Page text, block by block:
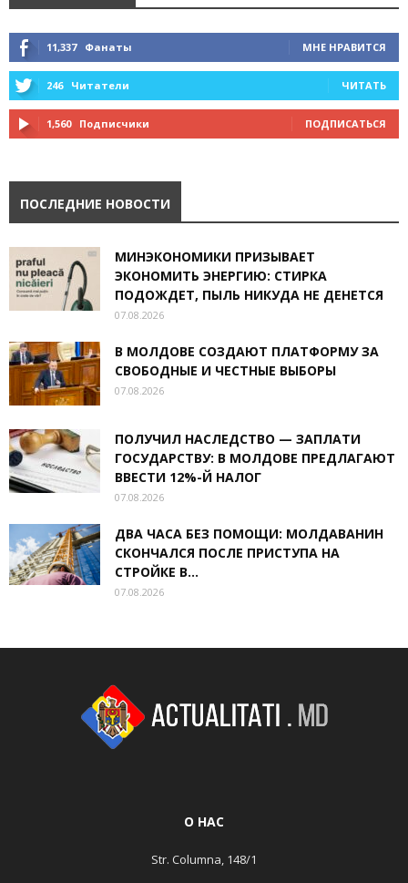
11,337 Фанаты МНЕ НРАВИТСЯ
246 Читатели ЧИТАТЬ
1,560 Подписчики ПОДПИСАТЬСЯ
ПОСЛЕДНИЕ НОВОСТИ
МИНЭКОНОМИКИ ПРИЗЫВАЕТ
ЭКОНОМИТЬ ЭНЕРГИЮ: СТИРКА
ПОДОЖДЕТ, ПЫЛЬ НИКУДА НЕ ДЕНЕТСЯ
07.08.2026
В МОЛДОВЕ СОЗДАЮТ ПЛАТФОРМУ ЗА
СВОБОДНЫЕ И ЧЕСТНЫЕ ВЫБОРЫ
07.08.2026
ПОЛУЧИЛ НАСЛЕДСТВО — ЗАПЛАТИ
ГОСУДАРСТВУ: В МОЛДОВЕ ПРЕДЛАГАЮТ
ВВЕСТИ 12%-Й НАЛОГ
07.08.2026
ДВА ЧАСА БЕЗ ПОМОЩИ: МОЛДАВАНИН
СКОНЧАЛСЯ ПОСЛЕ ПРИСТУПА НА
СТРОЙКЕ В...
07.08.2026
О НАС
Str. Columna, 148/1